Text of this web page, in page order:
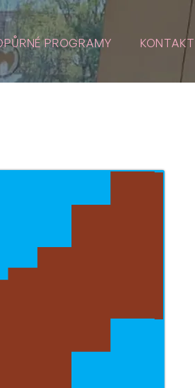
PROGRAMY KONTAKT